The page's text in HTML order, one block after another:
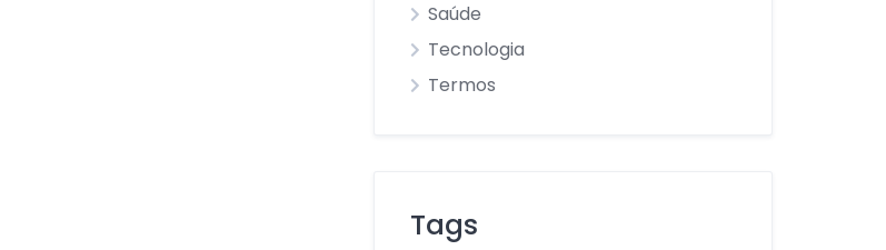
Saúde
Tecnologia
Termos
Tags